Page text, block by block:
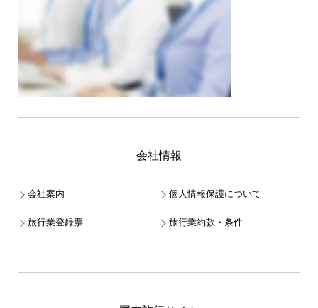
会社情報
会社案内 個人情報保護について
旅行業登録票 旅行業約款・条件